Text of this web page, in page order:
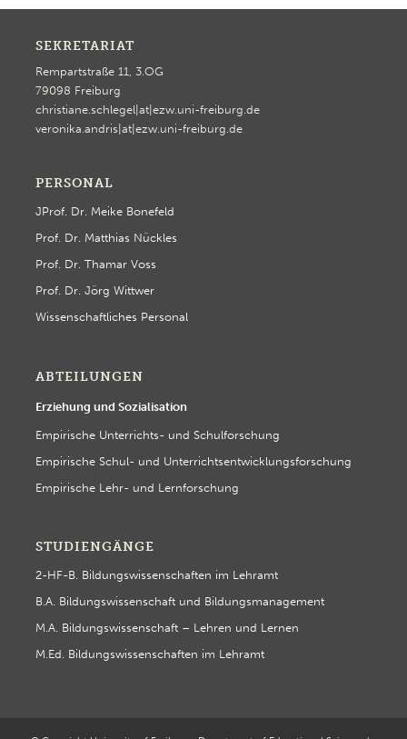
SEKRETARIAT
Rempartstraße 11, 3.OG
79098 Freiburg
christiane.schlegel|at|ezw.uni-freiburg.de
veronika.andris|at|ezw.uni-freiburg.de
PERSONAL
JProf. Dr. Meike Bonefeld
Prof. Dr. Matthias Nückles
Prof. Dr. Thamar Voss
Prof. Dr. Jörg Wittwer
Wissenschaftliches Personal
ABTEILUNGEN
Erziehung und Sozialisation
Empirische Unterrichts- und Schulforschung
Empirische Schul- und Unterrichtsentwicklungsforschung
Empirische Lehr- und Lernforschung
STUDIENGÄNGE
2-HF-B. Bildungswissenschaften im Lehramt
B.A. Bildungswissenschaft und Bildungsmanagement
M.A. Bildungswissenschaft – Lehren und Lernen
M.Ed. Bildungswissenschaften im Lehramt